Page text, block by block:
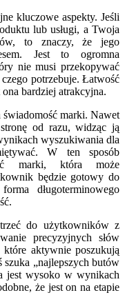
kluczowe aspekty. Jeśli
lub usługi, a Twoja
to znaczy, że jego
Jest to ogromna
nie musi przekopywać
potrzebuje. Łatwość
bardziej atrakcyjna.
marki. Nawet
od razu, widząc ją
wyszukiwania dla
W ten sposób
marki, która może
będzie gotowy do
długoterminowego
do użytkowników z
precyzyjnych słów
aktywnie poszukują
szuka „najlepszych butów
jest wysoko w wynikach
że jest on na etapie